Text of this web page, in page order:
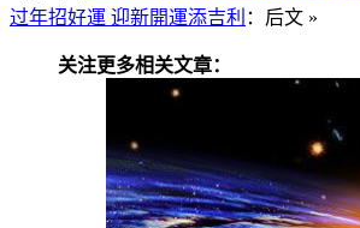
过年招好運 迎新開運添吉利 ：后文 »
关注更多相关文章：